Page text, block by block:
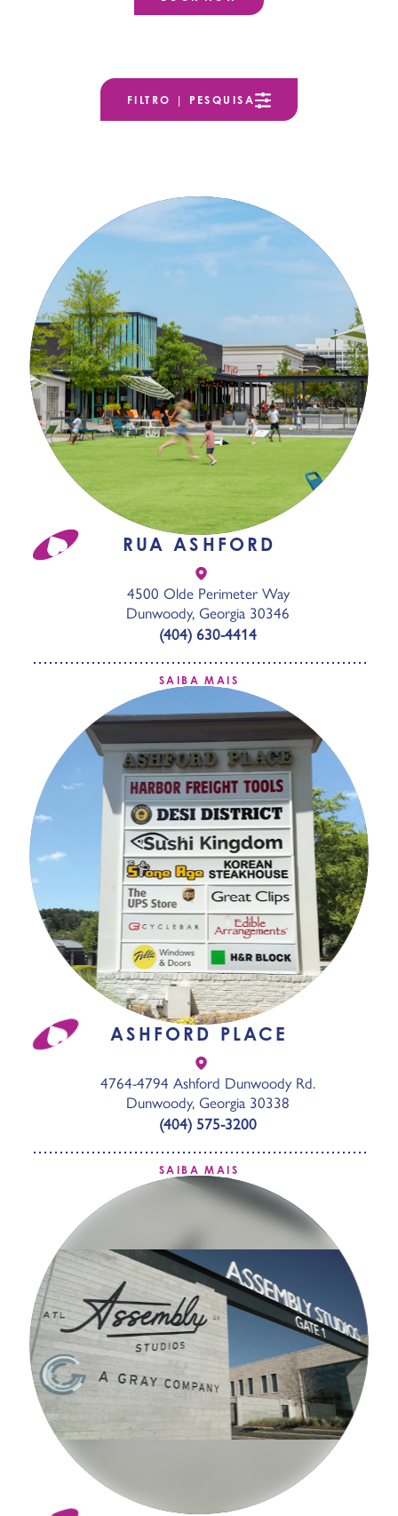
FILTRO | PESQUISA
RUA ASHFORD
4500 Olde Perimeter Way
Dunwoody, Georgia 30346
(404) 630-4414
SAIBA MAIS
ASHFORD PLACE
4764-4794 Ashford Dunwoody Rd.
Dunwoody, Georgia 30338
(404) 575-3200
SAIBA MAIS